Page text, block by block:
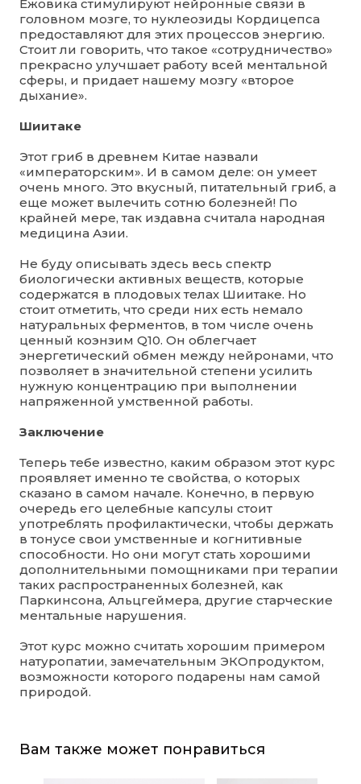
Ежовика стимулируют нейронные связи в
головном мозге, то нуклеозиды Кордицепса
предоставляют для этих процессов энергию.
Стоит ли говорить, что такое «сотрудничество»
прекрасно улучшает работу всей ментальной
сферы, и придает нашему мозгу «второе
дыхание».
Шиитаке
Этот гриб в древнем Китае назвали
«императорским». И в самом деле: он умеет
очень много. Это вкусный, питательный гриб, а
еще может вылечить сотню болезней! По
крайней мере, так издавна считала народная
медицина Азии.
Не буду описывать здесь весь спектр
биологически активных веществ, которые
содержатся в плодовых телах Шиитаке. Но
стоит отметить, что среди них есть немало
натуральных ферментов, в том числе очень
ценный коэнзим Q10. Он облегчает
энергетический обмен между нейронами, что
позволяет в значительной степени усилить
нужную концентрацию при выполнении
напряженной умственной работы.
Заключение
Теперь тебе известно, каким образом этот курс
проявляет именно те свойства, о которых
сказано в самом начале. Конечно, в первую
очередь его целебные капсулы стоит
употреблять профилактически, чтобы держать
в тонусе свои умственные и когнитивные
способности. Но они могут стать хорошими
дополнительными помощниками при терапии
таких распространенных болезней, как
Паркинсона, Альцгеймера, другие старческие
ментальные нарушения.
Этот курс можно считать хорошим примером
натуропатии, замечательным ЭКОпродуктом,
возможности которого подарены нам самой
природой.
Вам также может понравиться